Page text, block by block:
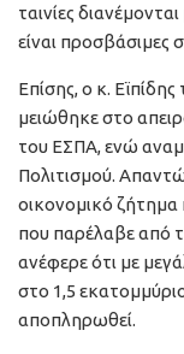
ταινίες
είναι προσβάσιμες
Επίσης, ο κ.
μειώθηκε στο
του ΕΣΠΑ, ενώ
Πολιτισμού.
οικονομικό
που παρέλαβε από
ανέφερε ότι με
στο 1,5
αποπληρωθεί.